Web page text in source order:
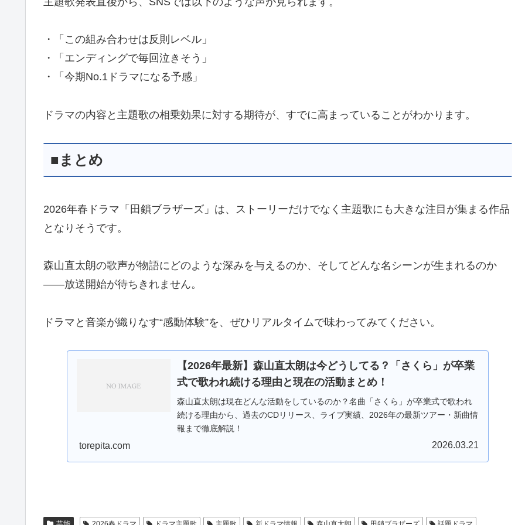
・「この組み合わせは反則レベル」
・「エンディングで毎回泣きそう」
・「今期No.1ドラマになる予感」
ドラマの内容と主題歌の相乗効果に対する期待が、すでに高まっていることがわかります。
■まとめ
2026年春ドラマ「田鎖ブラザーズ」は、ストーリーだけでなく主題歌にも大きな注目が集まる作品
となりそうです。
森山直太朗の歌声が物語にどのような深みを与えるのか、そしてどんな名シーンが生まれるのか
――放送開始が待ちきれません。
ドラマと音楽が織りなす“感動体験”を、ぜひリアルタイムで味わってみてください。
【2026年最新】森山直太朗は今どうしてる？「さくら」が卒業
式で歌われ続ける理由と現在の活動まとめ！
森山直太朗は現在どんな活動をしているのか？名曲「さくら」が卒業式で歌われ
続ける理由から、過去のCDリリース、ライブ実績、2026年の最新ツアー・新曲情
報まで徹底解説！
torepita.com 2026.03.21